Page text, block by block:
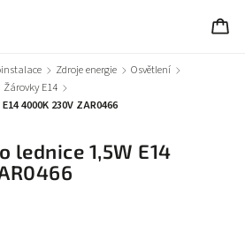
/ Zdroje energie / Osvětlení /
Žárovky E14 /
4000K 230V ZAR0466
lednice 1,5W E14